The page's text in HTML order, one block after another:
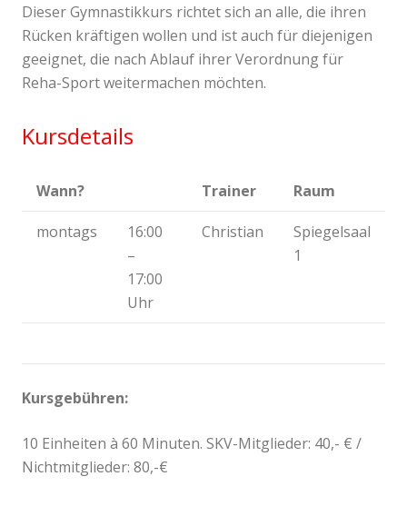
Dieser Gymnastikkurs richtet sich an alle, die ihren
Rücken kräftigen wollen und ist auch für diejenigen
geeignet, die nach Ablauf ihrer Verordnung für
Reha-Sport weitermachen möchten.
Kursdetails
Wann? Trainer Raum
montags
16:00
–
17:00
Uhr
Christian
Spiegelsaal
1
Kursgebühren:
10 Einheiten à 60 Minuten. SKV-Mitglieder: 40,- € /
Nichtmitglieder: 80,-€